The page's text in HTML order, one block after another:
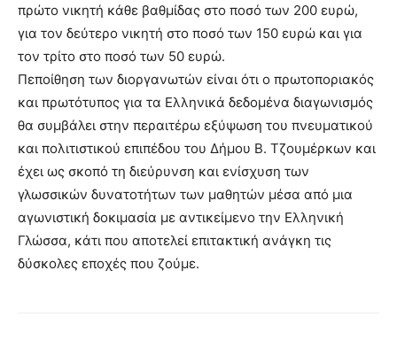
πρώτο νικητή κάθε βαθμίδας στο ποσό των 200 ευρώ,
για τον δεύτερο νικητή στο ποσό των 150 ευρώ και για
τον τρίτο στο ποσό των 50 ευρώ.
Πεποίθηση των διοργανωτών είναι ότι ο πρωτοποριακός
και πρωτότυπος για τα Ελληνικά δεδομένα διαγωνισμός
θα συμβάλει στην περαιτέρω εξύψωση του πνευματικού
και πολιτιστικού επιπέδου του Δήμου Β. Τζουμέρκων και
έχει ως σκοπό τη διεύρυνση και ενίσχυση των
γλωσσικών δυνατοτήτων των μαθητών μέσα από μια
αγωνιστική δοκιμασία με αντικείμενο την Ελληνική
Γλώσσα, κάτι που αποτελεί επιτακτική ανάγκη τις
δύσκολες εποχές που ζούμε.